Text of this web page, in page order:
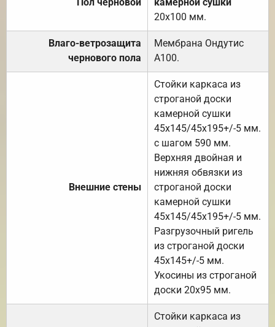
20х100 мм.
Влаго-ветрозащита
чернового пола
Мембрана Ондутис
А100.
Внешние стены
Стойки каркаса из
строганой доски
камерной сушки
45х145/45х195+/-5 мм.
с шагом 590 мм.
Верхняя двойная и
нижняя обвязки из
строганой доски
камерной сушки
45х145/45х195+/-5 мм.
Разгрузочный ригель
из строганой доски
45х145+/-5 мм.
Укосины из строганой
доски 20х95 мм.
Стойки каркаса из